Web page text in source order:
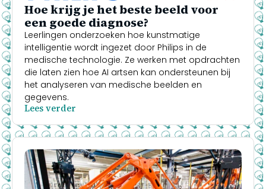
Hoe krijg je het beste beeld voor
een goede diagnose?
Leerlingen onderzoeken hoe kunstmatige
intelligentie wordt ingezet door Philips in de
medische technologie. Ze werken met opdrachten
die laten zien hoe AI artsen kan ondersteunen bij
het analyseren van medische beelden en
gegevens.
Lees verder